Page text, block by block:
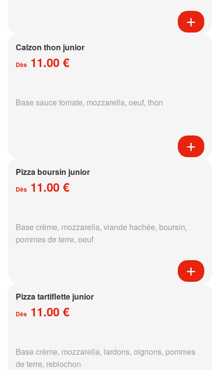
Calzon thon junior
Dès 11.00 €
Base sauce tomate, mozzarella, oeuf, thon
Pizza boursin junior
Dès 11.00 €
Base crème, mozzarella, viande hachée, boursin,
pommes de terre, oeuf
Pizza tartiflette junior
Dès 11.00 €
Base crème, mozzarella, lardons, oignons, pommes
de terre, reblochon